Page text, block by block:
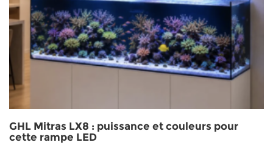
GHL Mitras LX8 : puissance et couleurs pour
cette rampe LED